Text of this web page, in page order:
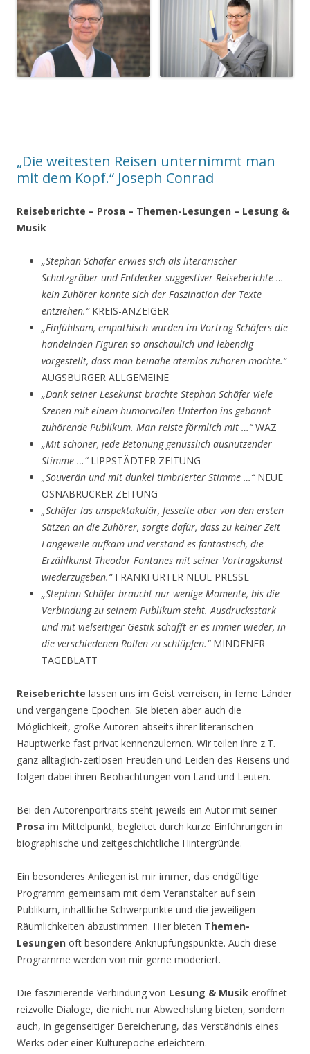
„Die weitesten Reisen unternimmt man
mit dem Kopf.“ Joseph Conrad
Reiseberichte – Prosa – Themen-Lesungen – Lesung &
Musik
„Stephan Schäfer erwies sich als literarischer
Schatzgräber und Entdecker suggestiver Reiseberichte …
kein Zuhörer konnte sich der Faszination der Texte
entziehen.“KREIS-ANZEIGER
„Einfühlsam, empathisch wurden im Vortrag Schäfers die
handelnden Figuren so anschaulich und lebendig
vorgestellt, dass man beinahe atemlos zuhören mochte.“
AUGSBURGER ALLGEMEINE
„Dank seiner Lesekunst brachte Stephan Schäfer viele
Szenen mit einem humorvollen Unterton ins gebannt
zuhörende Publikum. Man reiste förmlich mit …“WAZ
„Mit schöner, jede Betonung genüsslich ausnutzender
Stimme …“LIPPSTÄDTER ZEITUNG
„Souverän und mit dunkel timbrierter Stimme …“NEUE
OSNABRÜCKER ZEITUNG
„Schäfer las unspektakulär, fesselte aber von den ersten
Sätzen an die Zuhörer, sorgte dafür, dass zu keiner Zeit
Langeweile aufkam und verstand es fantastisch, die
Erzählkunst Theodor Fontanes mit seiner Vortragskunst
wiederzugeben.“FRANKFURTER NEUE PRESSE
„Stephan Schäfer braucht nur wenige Momente, bis die
Verbindung zu seinem Publikum steht. Ausdrucksstark
und mit vielseitiger Gestik schafft er es immer wieder, in
die verschiedenen Rollen zu schlüpfen.“MINDENER
TAGEBLATT
Reiseberichte lassen uns im Geist verreisen, in ferne Länder
und vergangene Epochen. Sie bieten aber auch die
Möglichkeit, große Autoren abseits ihrer literarischen
Hauptwerke fast privat kennenzulernen. Wir teilen ihre z.T.
ganz alltäglich-zeitlosen Freuden und Leiden des Reisens und
folgen dabei ihren Beobachtungen von Land und Leuten.
Bei den Autorenportraits steht jeweils ein Autor mit seiner
Prosa im Mittelpunkt, begleitet durch kurze Einführungen in
biographische und zeitgeschichtliche Hintergründe.
Ein besonderes Anliegen ist mir immer, das endgültige
Programm gemeinsam mit dem Veranstalter auf sein
Publikum, inhaltliche Schwerpunkte und die jeweiligen
Räumlichkeiten abzustimmen. Hier bieten Themen-
Lesungen oft besondere Anknüpfungspunkte. Auch diese
Programme werden von mir gerne moderiert.
Die faszinierende Verbindung von Lesung & Musik eröffnet
reizvolle Dialoge, die nicht nur Abwechslung bieten, sondern
auch, in gegenseitiger Bereicherung, das Verständnis eines
Werks oder einer Kulturepoche erleichtern.